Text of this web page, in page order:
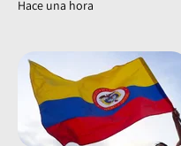
Hace una hora